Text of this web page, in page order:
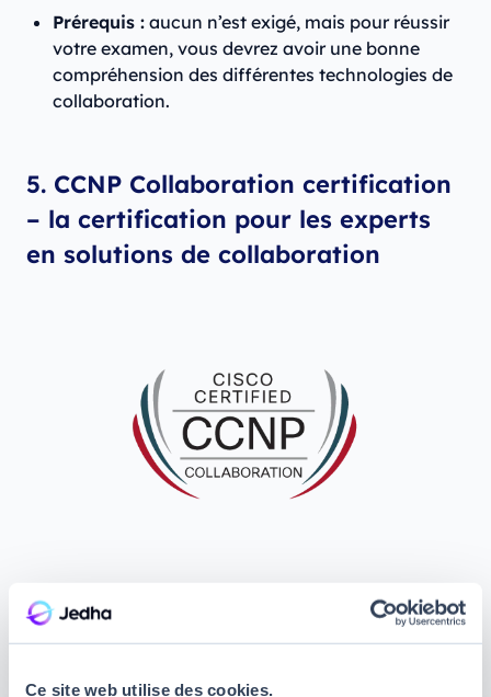
Ce site web utilise des cookies.
Prérequis : aucun n’est exigé, mais pour réussir
votre examen, vous devrez avoir une bonne
compréhension des différentes technologies de
collaboration.
5. CCNP Collaboration certification
– la certification pour les experts
en solutions de collaboration
La CCNP Collaboration certification
valide que
vous avez les compétences nécessaires pour
collaboration Cisco. Pour l’obtenir, vous aurez le